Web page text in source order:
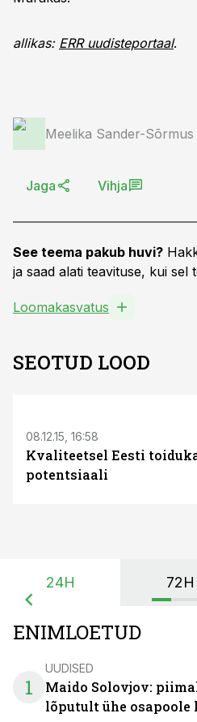
allikas: ERR uudisteportaal.
Meelika Sander-Sõrmus
Jaga Vihja
See teema pakub huvi?
ja saad alati teavituse, kui sel
Loomakasvatus
SEOTUD LOOD
08.12.15, 16:58
Kvaliteetsel Eesti
potentsiaali
24H 72H
ENIMLOETUD
1
UUDISED
Maido Solovjov:
lõputult ühe osapoole